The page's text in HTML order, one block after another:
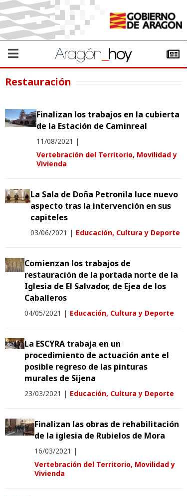
Restauración
Finalizan los trabajos en la cubierta
de la Estación de Caminreal
11/08/2021 |
Vertebración del Territorio, Movilidad y
Vivienda
La Sala de Doña Petronila luce nuevo
aspecto tras la intervención en sus
capiteles
03/06/2021 | Educación, Cultura y Deporte
Comienzan los trabajos de
restauración de la portada norte de la
Iglesia de El Salvador, de Ejea de los
Caballeros
04/05/2021 | Educación, Cultura y Deporte
La ESCYRA trabaja en un
procedimiento de actuación ante el
posible regreso de las pinturas
murales de Sijena
23/03/2021 | Educación, Cultura y Deporte
Finalizan las obras de rehabilitación
de la iglesia de Rubielos de Mora
16/03/2021 |
Vertebración del Territorio, Movilidad y
Vivienda